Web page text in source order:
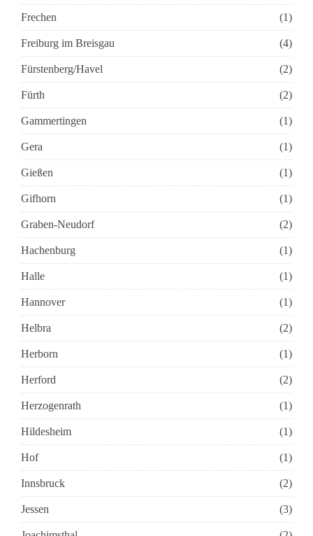
Frechen (1)
Freiburg im Breisgau (4)
Fürstenberg/Havel (2)
Fürth (2)
Gammertingen (1)
Gera (1)
Gießen (1)
Gifhorn (1)
Graben-Neudorf (2)
Hachenburg (1)
Halle (1)
Hannover (1)
Helbra (2)
Herborn (1)
Herford (2)
Herzogenrath (1)
Hildesheim (1)
Hof (1)
Innsbruck (2)
Jessen (3)